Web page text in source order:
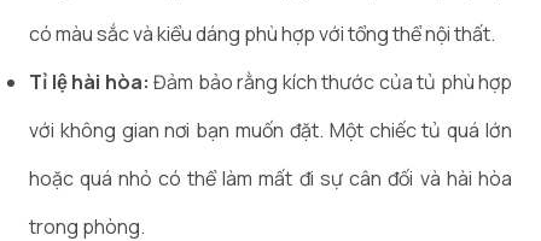
có màu sắc và kiểu dáng phù hợp với tổng thể nội thất.
Tỉ lệ hài hòa: Đảm bảo rằng kích thước của tủ phù hợp
với không gian nơi bạn muốn đặt. Một chiếc tủ quá lớn
hoặc quá nhỏ có thể làm mất đi sự cân đối và hài hòa
trong phòng.